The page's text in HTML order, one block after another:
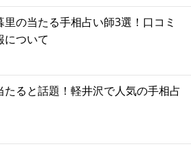
里の当たる手相占い師3選！口コミ
について
たると話題！軽井沢で人気の手相占